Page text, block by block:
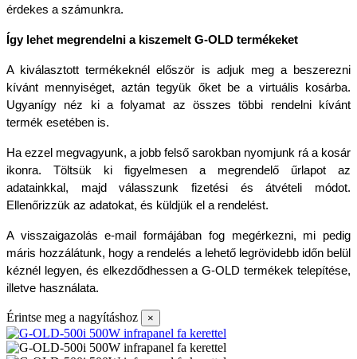
érdekes a számunkra.
Így lehet megrendelni a kiszemelt G-OLD termékeket
A kiválasztott termékeknél először is adjuk meg a beszerezni
kívánt mennyiséget, aztán tegyük őket be a virtuális kosárba.
Ugyanígy néz ki a folyamat az összes többi rendelni kívánt
termék esetében is.
Ha ezzel megvagyunk, a jobb felső sarokban nyomjunk rá a kosár
ikonra. Töltsük ki figyelmesen a megrendelő űrlapot az
adatainkkal, majd válasszunk fizetési és átvételi módot.
Ellenőrizzük az adatokat, és küldjük el a rendelést.
A visszaigazolás e-mail formájában fog megérkezni, mi pedig
máris hozzálátunk, hogy a rendelés a lehető legrövidebb időn belül
kéznél legyen, és elkezdődhessen a G-OLD termékek telepítése,
illetve használata.
Érintse meg a nagyításhoz ×